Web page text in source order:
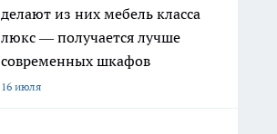
делают из них мебель класса
люкс — получается лучше
современных шкафов
16 июля